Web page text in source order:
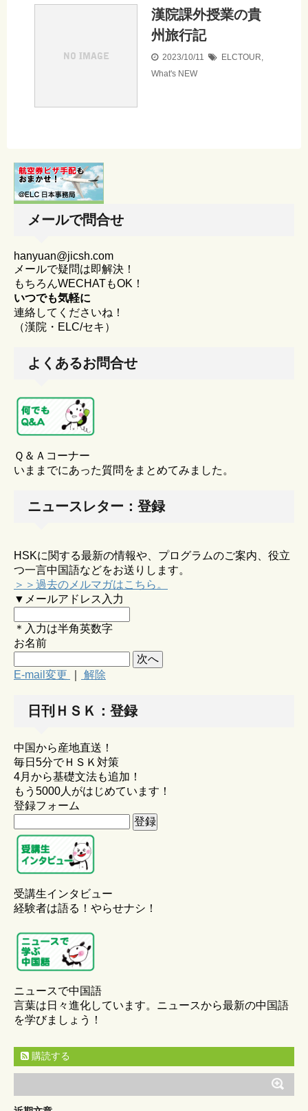
漢院課外授業の貴
州旅行記
2023/10/11 ELCTOUR,
What's NEW
メールで問合せ
hanyuan@jicsh.com
メールで疑問は即解決！
もちろんWECHATもOK！
いつでも気軽に
連絡してくださいね！
（漢院・ELC/セキ）
よくあるお問合せ
Ｑ＆Ａコーナー
いままでにあった質問をまとめてみました。
ニュースレター：登録
HSKに関する最新の情報や、プログラムのご案内、役立
つ一言中国語などをお送りします。
＞＞過去のメルマガはこちら。
▼メールアドレス入力
＊入力は半角英数字
お名前
E-mail変更 解除
日刊ＨＳＫ：登録
中国から産地直送！
毎日5分でＨＳＫ対策
4月から基礎文法も追加！
もう5000人がはじめています！
登録フォーム
受講生インタビュー
経験者は語る！やらせナシ！
ニュースで中国語
言葉は日々進化しています。ニュースから最新の中国語
を学びましょう！
購読する